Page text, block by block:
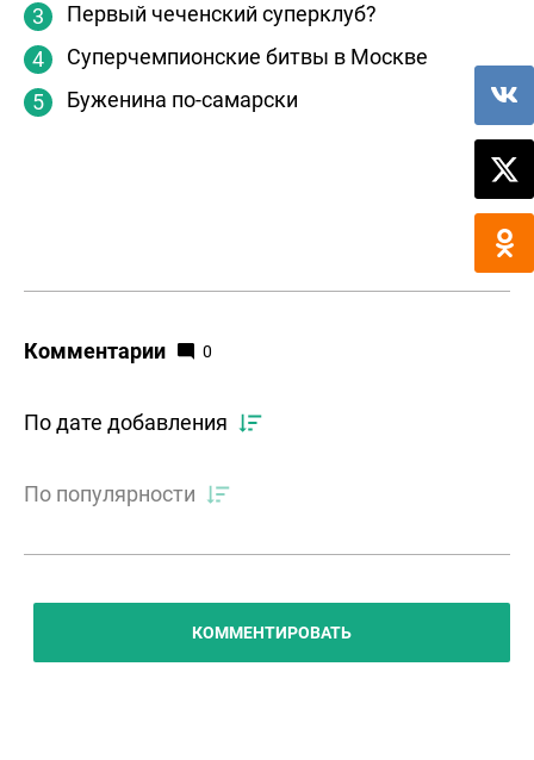
Первый чеченский суперклуб?
Суперчемпионские битвы в Москве
Буженина по-самарски
Комментарии 0
По дате добавления
По популярности
КОММЕНТИРОВАТЬ